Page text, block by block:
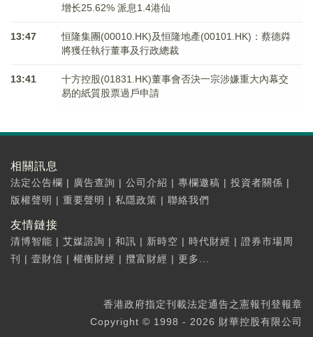
增长25.62% 派息1.4港仙
13:47
恒隆集團(00010.HK)及恒隆地產(00101.HK)：蔡德粦
將獲任執行董事及行政總裁
13:41
十方控股(01831.HK)董事會否決一宗涉嫌重大內幕交
易的紙質股票過戶申請
相關訊息
法定公告欄 | 廣告查詢 | 公司介紹 | 專欄邀稿 | 投資者關係 |
版權聲明 | 重要聲明 | 私隱政策 | 聯絡我們
友情鏈接
清博智能 | 艾媒諮詢 | 和訊 | 新時空 | 時代財經 | 證券市場周
刊
| 壹財信 | 權衡財經 | 攬富財經 | 更多...
香港政府指定刊載法定通告之憲報刊登報章
Copyright © 1998 - 2026 財華控股有限公司